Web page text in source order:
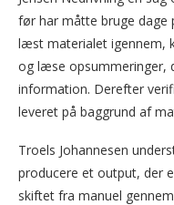
før har måtte bruge dage
læst materialet igennem,
og læse opsummeringer,
information. Derefter
leveret på baggrund af
Troels Johannesen
producere et output, der
skiftet fra manuel